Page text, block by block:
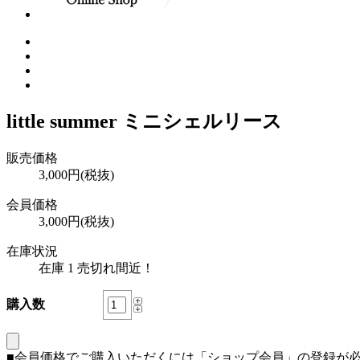
little summer ミニシェルリース
販売価格
3,000円(税抜)
会員価格
3,000円(税抜)
在庫状況
在庫 1 売切れ間近！
購入数
■会員価格でご購入いただくには「ショップ会員」の登録が必